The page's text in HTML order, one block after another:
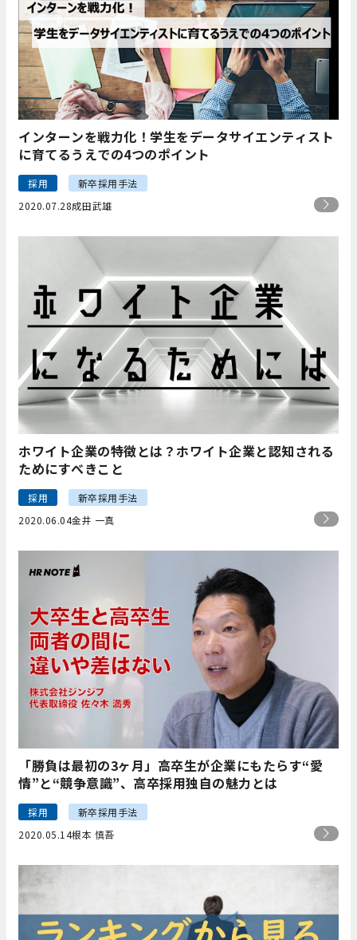
インターンを戦力化！学生をデータサイエンティスト
に育てるうえでの4つのポイント
採用
新卒採用手法
2020.07.28成田武雄
ホワイト企業の特徴とは？ホワイト企業と認知される
ためにすべきこと
採用
新卒採用手法
2020.06.04金井 一真
「勝負は最初の3ヶ月」高卒生が企業にもたらす“愛
情”と“競争意識”、高卒採用独自の魅力とは
採用
新卒採用手法
2020.05.14根本 慎吾